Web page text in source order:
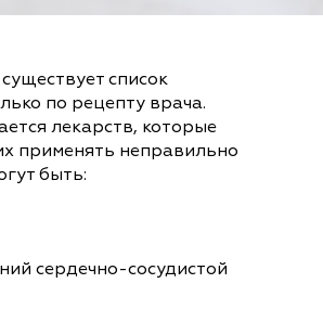
список
по рецепту врача.
лекарств, которые
применять неправильно
быть:
сердечно-сосудистой